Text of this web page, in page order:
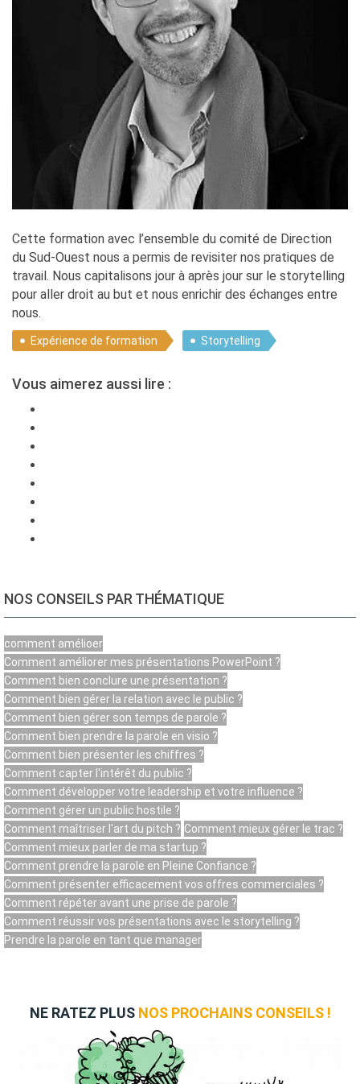
Cette formation avec l’ensemble du comité de Direction
du Sud-Ouest nous a permis de revisiter nos pratiques de
travail. Nous capitalisons jour à après jour sur le storytelling
pour aller droit au but et nous enrichir des échanges entre
nous.
Expérience de formation Storytelling
Vous aimerez aussi lire :
NOS CONSEILS PAR THÉMATIQUE
comment amélioer
Comment améliorer mes présentations PowerPoint ?
Comment bien conclure une présentation ?
Comment bien gérer la relation avec le public ?
Comment bien gérer son temps de parole ?
Comment bien prendre la parole en visio ?
Comment bien présenter les chiffres ?
Comment capter l'intérêt du public ?
Comment développer votre leadership et votre influence ?
Comment gérer un public hostile ?
Comment maîtriser l'art du pitch ? Comment mieux gérer le trac ?
Comment mieux parler de ma startup ?
Comment prendre la parole en Pleine Confiance ?
Comment présenter efficacement vos offres commerciales ?
Comment répéter avant une prise de parole ?
Comment réussir vos présentations avec le storytelling ?
Prendre la parole en tant que manager
NE RATEZ PLUS NOS PROCHAINS CONSEILS !